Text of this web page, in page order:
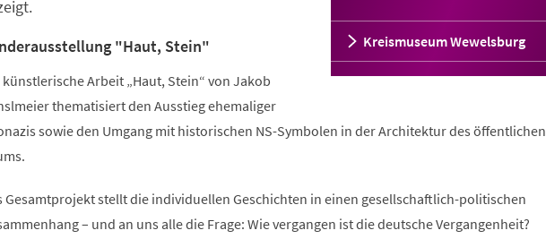
Kreismuseum Wewelsburg
"Haut, Stein"
künstlerische Arbeit „Haut, Stein“ von Jakob
thematisiert den Ausstieg ehemaliger
sowie den Umgang mit historischen NS-Symbolen in der Architektur des öffentlichen
Gesamtprojekt stellt die individuellen Geschichten in einen gesellschaftlich-politischen
– und an uns alle die Frage: Wie vergangen ist die deutsche Vergangenheit?